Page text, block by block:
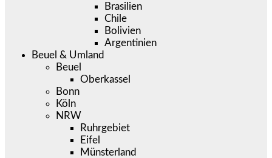
Brasilien
Chile
Bolivien
Argentinien
Beuel & Umland
Beuel
Oberkassel
Bonn
Köln
NRW
Ruhrgebiet
Eifel
Münsterland